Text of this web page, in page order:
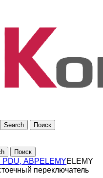
Search Поиск
Поиск
PDU, АВРELEMYELEMY
переключатель